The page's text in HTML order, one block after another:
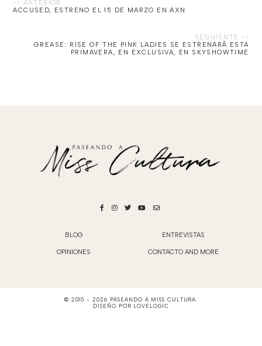
ACCUSED, ESTRENO EL 15 DE MARZO EN AXN
GREASE: RISE OF THE PINK LADIES SE ESTRENARÁ ESTA
PRIMAVERA, EN EXCLUSIVA, EN SKYSHOWTIME
BLOG ENTREVISTAS
OPINIONES CONTACTO AND MORE
© 2010 - 2026 PASEANDO A MISS CULTURA
DISEÑO POR LOVELOGIC